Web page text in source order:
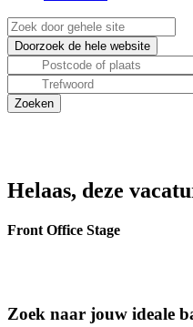
Helaas, deze
Front Office Stage
Zoek naar jouw ideale